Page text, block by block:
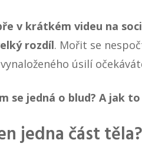
v krátkém videu na
rozdíl. Mořit se
úsilí
se jedná o blud? A jak
jedna část těla?